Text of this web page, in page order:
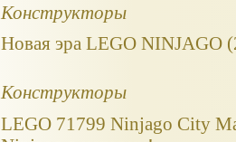
Конструкторы
Новая эра LEGO NINJAGO
Конструкторы
LEGO 71799 Ninjago City